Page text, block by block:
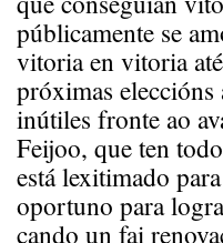
públicamente se
vitoria en vitoria
próximas
inútiles fronte ao
Feijoo, que ten
está lexitimado
oportuno para
cando un fai